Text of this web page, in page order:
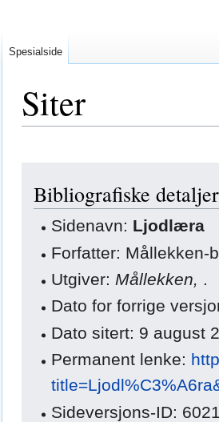
Siter
navigering
søkBibliografiske
Sidenavn: Ljodlæra
Forfatter: Mållekken-
Utgiver: Mållekken, .
Dato for forrige
Dato sitert: 9 august
Permanent lenke:
Sideversjons-ID:
Spesialside